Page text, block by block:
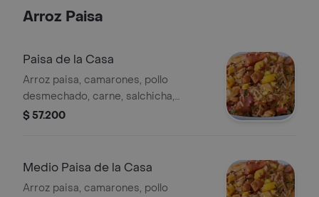
Arroz Paisa
Paisa de la Casa
Arroz paisa, camarones, pollo
desmechado, carne, salchicha,
plátano y huevo.
$ 57.200
Medio Paisa de la Casa
Arroz paisa, camarones, pollo